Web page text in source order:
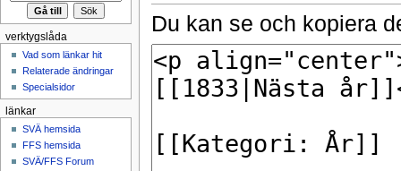
Du kan se och kopiera
verktygslåda
Vad som länkar hit
Relaterade ändringar
Specialsidor
länkar
SVÄ hemsida
FFS hemsida
SVÄ/FFS Forum